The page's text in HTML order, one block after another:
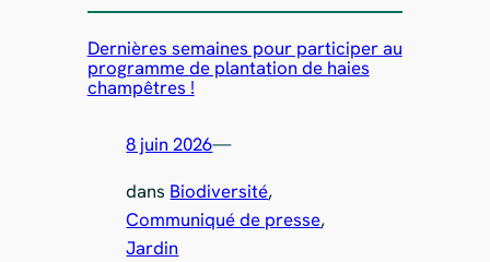
Dernières semaines pour participer au
programme de plantation de haies
champêtres !
8 juin 2026—
dans Biodiversité
Communiqué de presse
Jardin